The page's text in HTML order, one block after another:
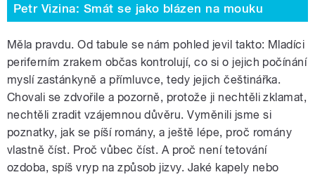
Petr Vizina: Smát se jako blázen na mouku
Měla pravdu. Od tabule se nám pohled jevil takto: Mladíci
periferním zrakem občas kontrolují, co si o jejich počínání
myslí zastánkyně a přímluvce, tedy jejich češtinářka.
Chovali se zdvořile a pozorně, protože ji nechtěli zklamat,
nechtěli zradit vzájemnou důvěru. Vyměnili jsme si
poznatky, jak se píší romány, a ještě lépe, proč romány
vlastně číst. Proč vůbec číst. A proč není tetování
ozdoba, spíš vryp na způsob jizvy. Jaké kapely nebo